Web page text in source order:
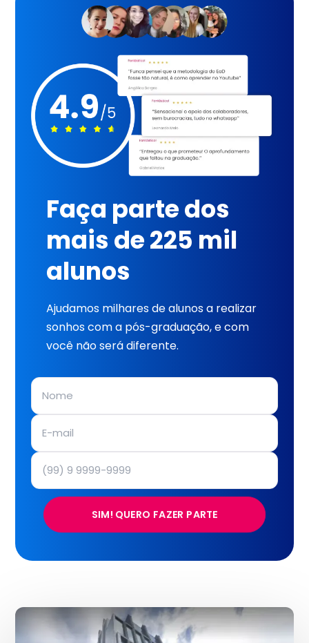
Faça parte dos
mais de 225 mil
alunos
Ajudamos milhares de alunos a realizar
sonhos com a pós-graduação, e com
você não será diferente.
SIM! QUERO FAZER PARTE